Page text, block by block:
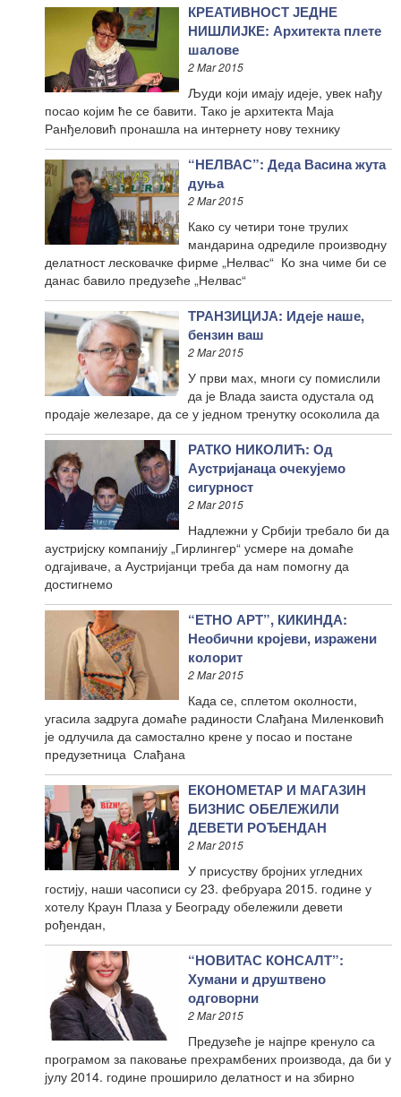
КРЕАТИВНОСТ ЈЕДНЕ
НИШЛИЈКЕ: Архитекта плете
шалове
2 Mar 2015
Људи који имају идеје, увек нађу
посао којим ће се бавити. Тако је архитекта Маја
Ранђеловић пронашла на интернету нову технику
“НЕЛВАС”: Деда Васина жута
дуња
2 Mar 2015
Како су четири тоне трулих
мандарина одредиле производну
делатност лесковачке фирме „Нелвас“ Ко зна чиме би се
данас бавило предузеће „Нелвас“
ТРАНЗИЦИЈА: Идеје наше,
бензин ваш
2 Mar 2015
У први мах, многи су помислили
да је Влада заиста одустала од
продаје железаре, да се у једном тренутку осоколила да
РАТКО НИКОЛИЋ: Од
Аустријанаца очекујемо
сигурност
2 Mar 2015
Надлежни у Србији требало би да
аустријску компанију „Гирлингер“ усмере на домаће
одгајиваче, а Аустријанци треба да нам помогну да
достигнемо
“ЕТНО АРТ”, КИКИНДА:
Необични кројеви, изражени
колорит
2 Mar 2015
Када се, сплетом околности,
угасила задруга домаће радиности Слађана Миленковић
је одлучила да самостално крене у посао и постане
предузетница Слађана
ЕКОНОМЕТАР И МАГАЗИН
БИЗНИС ОБЕЛЕЖИЛИ
ДЕВЕТИ РОЂЕНДАН
2 Mar 2015
У присуству бројних угледних
гостију, наши часописи су 23. фебруара 2015. године у
хотелу Краун Плаза у Београду обележили девети
рођендан,
“НОВИТАС КОНСАЛТ”:
Хумани и друштвено
одговорни
2 Mar 2015
Предузеће је најпре кренуло са
програмом за паковање прехрамбених производа, да би у
јулу 2014. године проширило делатност и на збирно